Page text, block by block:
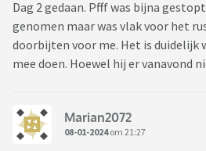
Dag 2 gedaan. Pfff was bijna
genomen maar was vlak voor het
doorbijten voor me. Het is duidelijk
mee doen. Hoewel hij er vanavond
Marian2072
08-01-2024om 21:27